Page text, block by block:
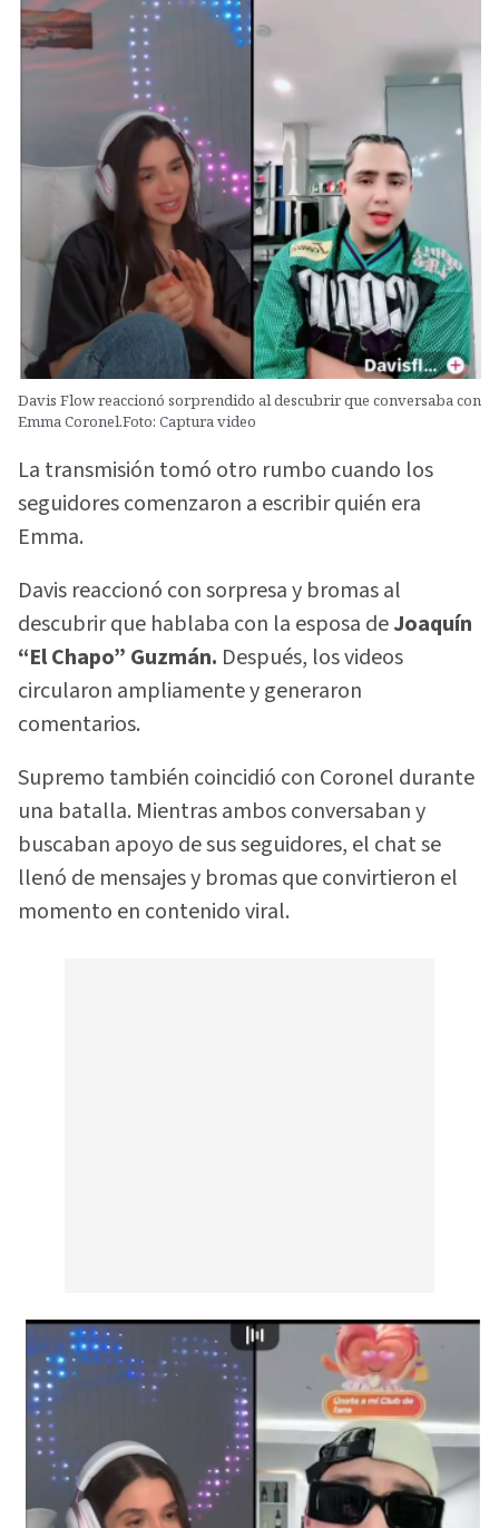
Davis Flow reaccionó sorprendido al descubrir que conversaba con
Emma Coronel.Foto: Captura video
La transmisión tomó otro rumbo cuando los
seguidores comenzaron a escribir quién era
Emma.
Davis reaccionó con sorpresa y bromas al
descubrir que hablaba con la esposa deJoaquín
“El Chapo” Guzmán. Después, los videos
circularon ampliamente y generaron
comentarios.
Supremo también coincidió con Coronel durante
una batalla. Mientras ambos conversaban y
buscaban apoyo de sus seguidores, el chat se
llenó de mensajes y bromas que convirtieron el
momento en contenido viral.